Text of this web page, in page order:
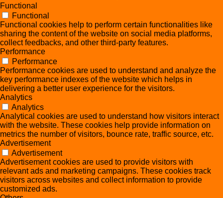
Functional
Functional
Functional cookies help to perform certain functionalities like
sharing the content of the website on social media platforms,
collect feedbacks, and other third-party features.
Performance
Performance
Performance cookies are used to understand and analyze the
key performance indexes of the website which helps in
delivering a better user experience for the visitors.
Analytics
Analytics
Analytical cookies are used to understand how visitors interact
with the website. These cookies help provide information on
metrics the number of visitors, bounce rate, traffic source, etc.
Advertisement
Advertisement
Advertisement cookies are used to provide visitors with
relevant ads and marketing campaigns. These cookies track
visitors across websites and collect information to provide
customized ads.